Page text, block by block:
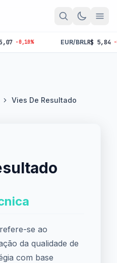
-0,10% EUR/BRLR$ 5,84 -0,18%
Vies De Resultado
se ao
da qualidade de
com base